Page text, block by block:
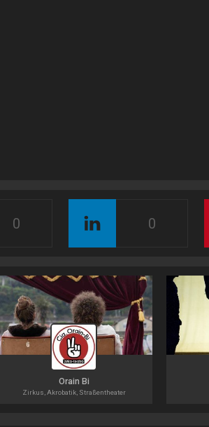
0 0
Orain Bi
Zirkus, Akrobatik, Straßentheater